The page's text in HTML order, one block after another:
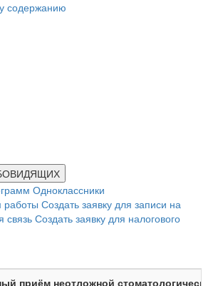
содержанию
Одноклассники
работы Создать заявку для записи на
связь Создать заявку для налогового
приём неотложной